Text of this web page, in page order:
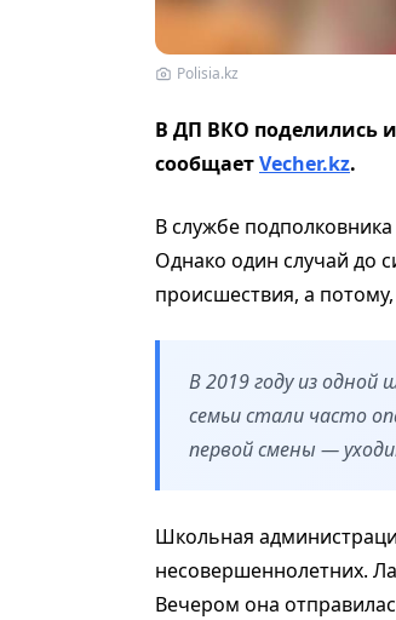
Polisia.kz
В ДП ВКО поделились
сообщаетVecher.kz.
В службе
Однако один случай до
происшествия, а
В 2019 году из
семьи стали часто
первой смены —
Школьная
несовершеннолетних.
Вечером она